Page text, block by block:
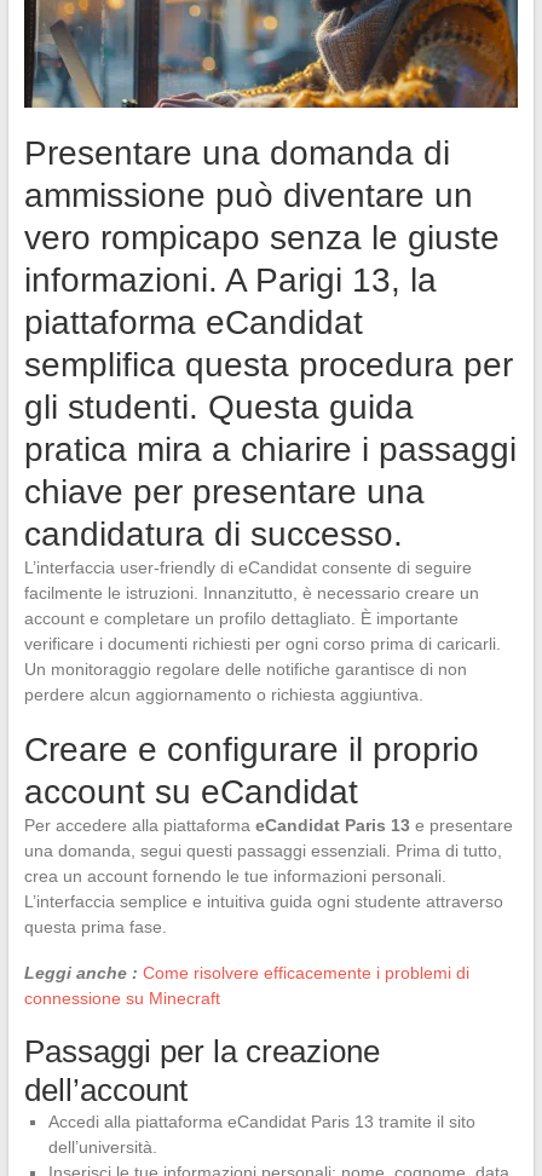
Presentare una domanda di
ammissione può diventare un
vero rompicapo senza le giuste
informazioni. A Parigi 13, la
piattaforma eCandidat
semplifica questa procedura per
gli studenti. Questa guida
pratica mira a chiarire i passaggi
chiave per presentare una
candidatura di successo.
L’interfaccia user-friendly di eCandidat consente di seguire
facilmente le istruzioni. Innanzitutto, è necessario creare un
account e completare un profilo dettagliato. È importante
verificare i documenti richiesti per ogni corso prima di caricarli.
Un monitoraggio regolare delle notifiche garantisce di non
perdere alcun aggiornamento o richiesta aggiuntiva.
Creare e configurare il proprio
account su eCandidat
Per accedere alla piattaforma eCandidat Paris 13e presentare
una domanda, segui questi passaggi essenziali. Prima di tutto,
crea un account fornendo le tue informazioni personali.
L’interfaccia semplice e intuitiva guida ogni studente attraverso
questa prima fase.
Leggi anche : Come risolvere efficacemente i problemi di
connessione su Minecraft
Passaggi per la creazione
dell’account
Accedi alla piattaforma eCandidat Paris 13 tramite il sito
dell’università.